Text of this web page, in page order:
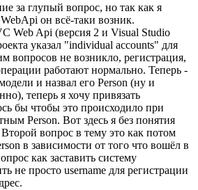
за глупый вопрос, но так как я
он всё-таки возник.
Web Api (версия 2 и Visual Studio
указал "individual accounts" для
вопросов не возникло, регистрация,
работают нормально. Теперь -
и назвал его Person (ну и
теперь я хочу привязать
бы чтобы это происходило при
Person. Вот здесь я без понятия
вопрос в тему это как потом
в зависимости от того что вошёл в
как заставить систему
не просто username для регистрации